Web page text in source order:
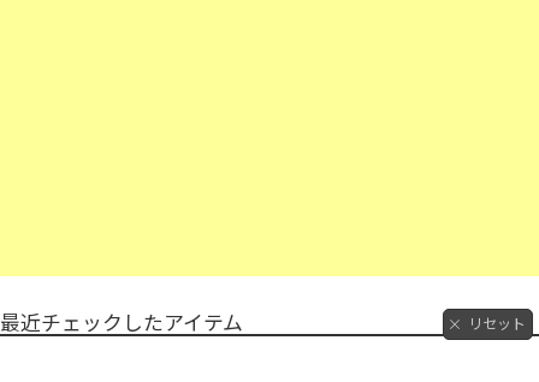
最近チェックしたアイテム リセット